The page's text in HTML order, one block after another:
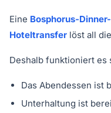
Eine Bosphorus-
Hoteltransfer löst all
Deshalb funktioniert es
Das Abendessen ist
Unterhaltung ist